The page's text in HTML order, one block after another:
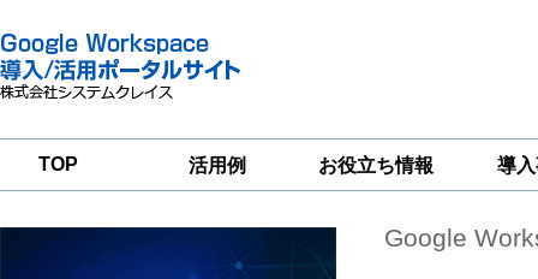
TOP 活用例 お役立ち情報
一
導
グループウェア
Google
Workspace
Google